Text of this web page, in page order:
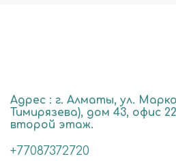
Адрес : г. Алматы, ул.
Тимирязева), дом 43, офис
второй этаж.
+77087372720